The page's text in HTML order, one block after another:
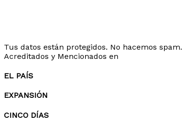
Tus datos están protegidos. No hacemos spam.
Acreditados y Mencionados en
EL PAÍS
EXPANSIÓN
CINCO DÍAS